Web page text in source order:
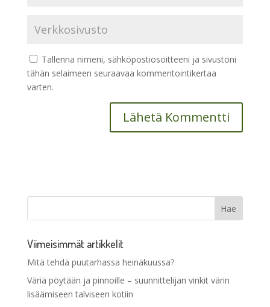
Tallenna nimeni, sähköpostiosoitteeni ja sivustoni
tähän selaimeen seuraavaa kommentointikertaa
varten.
Viimeisimmät artikkelit
Mitä tehdä puutarhassa heinäkuussa?
Väriä pöytään ja pinnoille – suunnittelijan vinkit värin
lisäämiseen talviseen kotiin